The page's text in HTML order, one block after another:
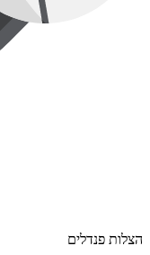
הצלות פנדלים